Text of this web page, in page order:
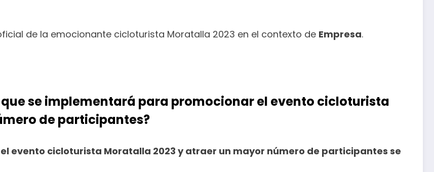
de la emocionante cicloturista Moratalla 2023 en el contexto de Empresa.
se implementará para promocionar el evento cicloturista
de participantes?
evento cicloturista Moratalla 2023 y atraer un mayor número de participantes se